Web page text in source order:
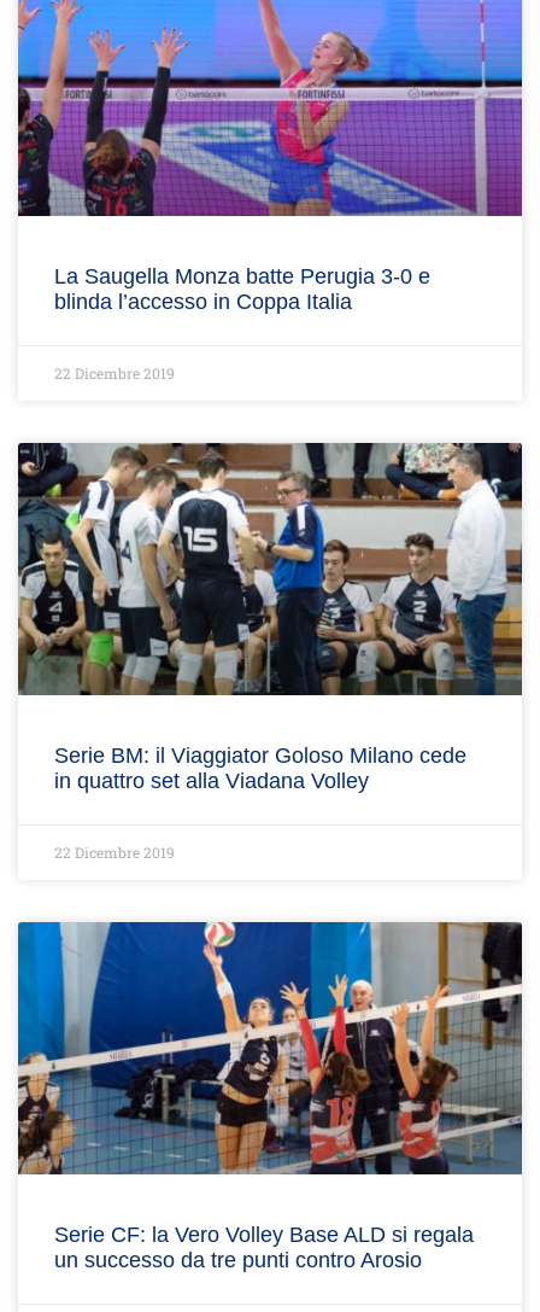
La Saugella Monza batte Perugia 3-0 e
blinda l’accesso in Coppa Italia
22 Dicembre 2019
Serie BM: il Viaggiator Goloso Milano cede
in quattro set alla Viadana Volley
22 Dicembre 2019
Serie CF: la Vero Volley Base ALD si regala
un successo da tre punti contro Arosio